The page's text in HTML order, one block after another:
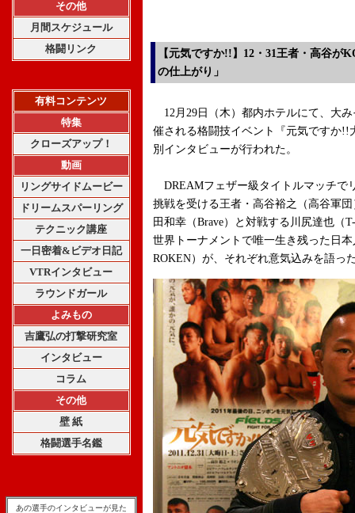
その他
月間スケジュール
格闘リンク
有料コンテンツ
特集
クローズアップ！
動画
リングサイドムービー
ドリームスパーリング
テクニック講座
一日密着&ビデオ日記
VTRインタビュー
ラウンドガール
よみもの
吉鷹弘の打撃研究室
インタビュー
コラム
その他
壁 紙
格闘選手名鑑
あの選手のインタビューが見た
【元気ですか!!】12・31王者・高谷が
の仕上がり」
12月29日（木）都内ホテルにて、大
催される格闘技イベント『元気ですか!!
別インタビューが行われた。
DREAMフェザー級タイトルマッチで
挑戦を受ける王者・高谷裕之（高谷軍
田和幸（Brave）と対戦する川尻達也（
世界トーナメントで唯一生き残った日
ROKEN）が、それぞれ意気込みを語っ